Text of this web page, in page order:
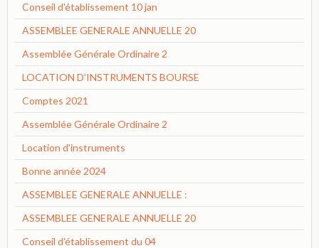
Conseil d'établissement 10 jan
ASSEMBLEE GENERALE ANNUELLE 20
Assemblée Générale Ordinaire 2
LOCATION D'INSTRUMENTS BOURSE
Comptes 2021
Assemblée Générale Ordinaire 2
Location d'instruments
Bonne année 2024
ASSEMBLEE GENERALE ANNUELLE :
ASSEMBLEE GENERALE ANNUELLE 20
Conseil d'établissement du 04